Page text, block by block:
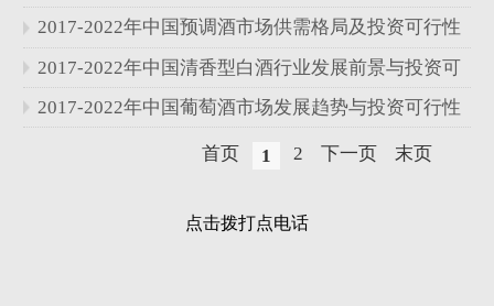
析报告
2017-2022年中国预调酒市场供需格局及投资可行性
研究报告
2017-2022年中国清香型白酒行业发展前景与投资可
行性研究报告
2017-2022年中国葡萄酒市场发展趋势与投资可行性
首页 1 2 下一页 末页
点击拨打点电话